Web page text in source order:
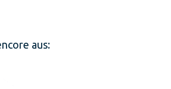
aus: